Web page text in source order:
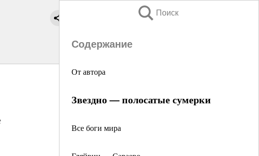
Поиск
Содержание
От автора
Звездно — полосатые сумерки
Все боги мира